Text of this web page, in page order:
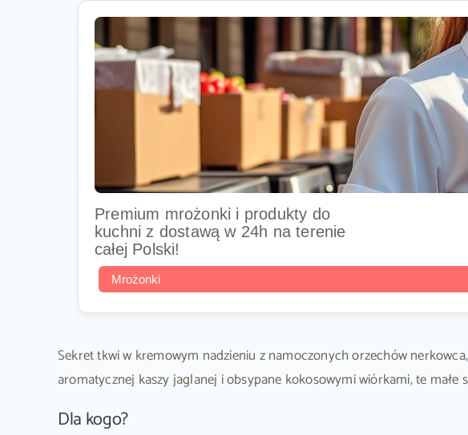
Premium mrożonki i produkty do
kuchni z dostawą w 24h na terenie
całej Polski!
Mrożonki
Sekret tkwi w kremowym nadzieniu z namoczonych orzechów
aromatycznej kaszy jaglanej i obsypane kokosowymi wiórkami, te
Dla kogo?